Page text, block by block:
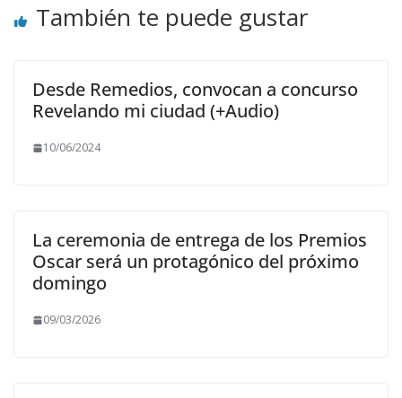
También te puede gustar
Desde Remedios, convocan a concurso
Revelando mi ciudad (+Audio)
10/06/2024
La ceremonia de entrega de los Premios
Oscar será un protagónico del próximo
domingo
09/03/2026